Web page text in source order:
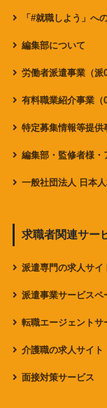
「#就職しよう」へ
編集部について
労働者派遣事業（派
有料職業紹介事業（
特定募集情報等提供
編集部・監修者様・
一般社団法人 日本
求職者関連サー
派遣専門の求人サ
派遣事業サービスペ
転職エージェントサ
介護職の求人サイト
面接対策サービス